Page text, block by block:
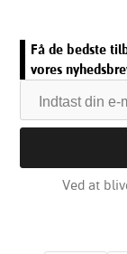
Få de bedste
vores
Ved at